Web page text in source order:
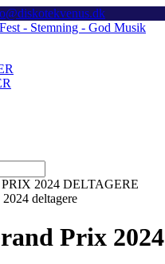
2024 DELTAGERE
Prix 2024